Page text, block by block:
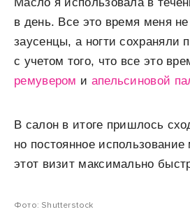
в день. Все это время меня
заусенцы, а ногти сохраняли
с учетом того, что все это
ремувером и апельсиновой
В салон в итоге пришлось
но постоянное
этот визит максимально
Фото: Shutterstock